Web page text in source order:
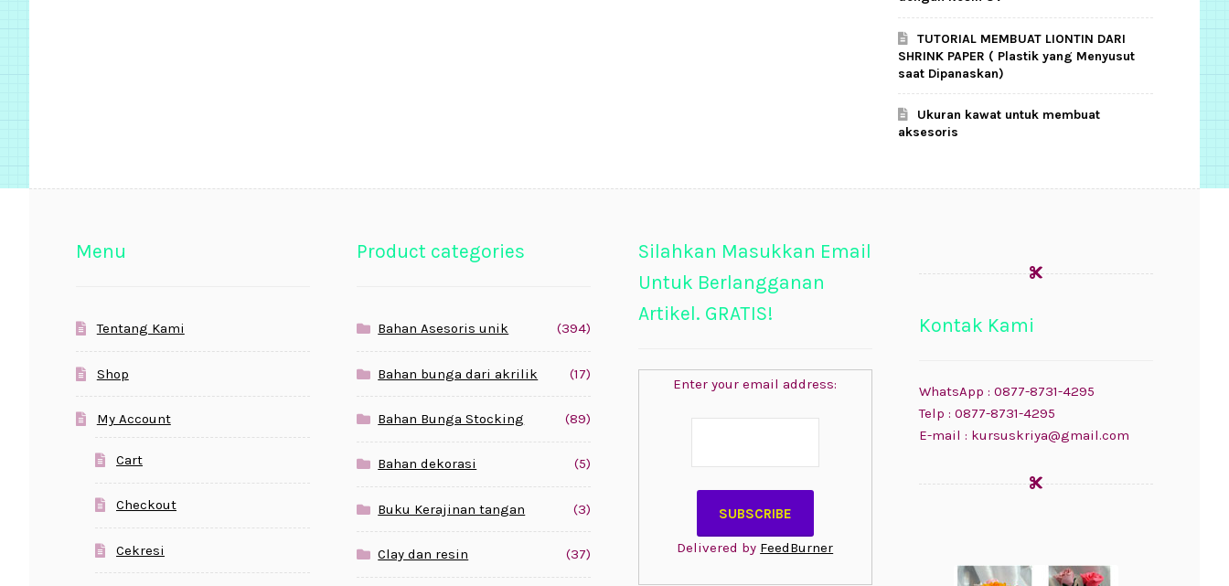
TUTORIAL MEMBUAT LIONTIN DARI
SHRINK PAPER ( Plastik yang Menyusut
saat Dipanaskan)
Ukuran kawat untuk membuat
aksesoris
Menu
Tentang Kami
Shop
My Account
Cart
Checkout
Cekresi
Product categories
Bahan Asesoris unik (394)
Bahan bunga dari akrilik (17)
Bahan Bunga Stocking (89)
Bahan dekorasi (5)
Buku Kerajinan tangan (3)
Clay dan resin (37)
Silahkan Masukkan Email
Untuk Berlangganan
Artikel. GRATIS!
Enter your email address:
Delivered by FeedBurner
Kontak Kami
WhatsApp : 0877-8731-4295
Telp : 0877-8731-4295
E-mail : kursuskriya@gmail.com